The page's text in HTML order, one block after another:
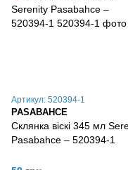
Артикул: 520394-1
PASABAHCE
Склянка віскі 345 мл
Pasabahce – 520394-1